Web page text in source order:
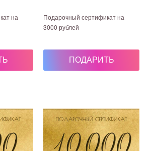
на
Подарочный сертификат на
3000 рублей
ПОДАРИТЬ